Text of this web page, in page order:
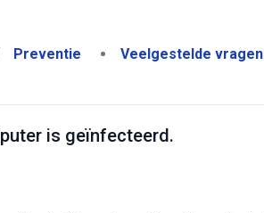
Preventie Veelgestelde vragen
is geïnfecteerd.